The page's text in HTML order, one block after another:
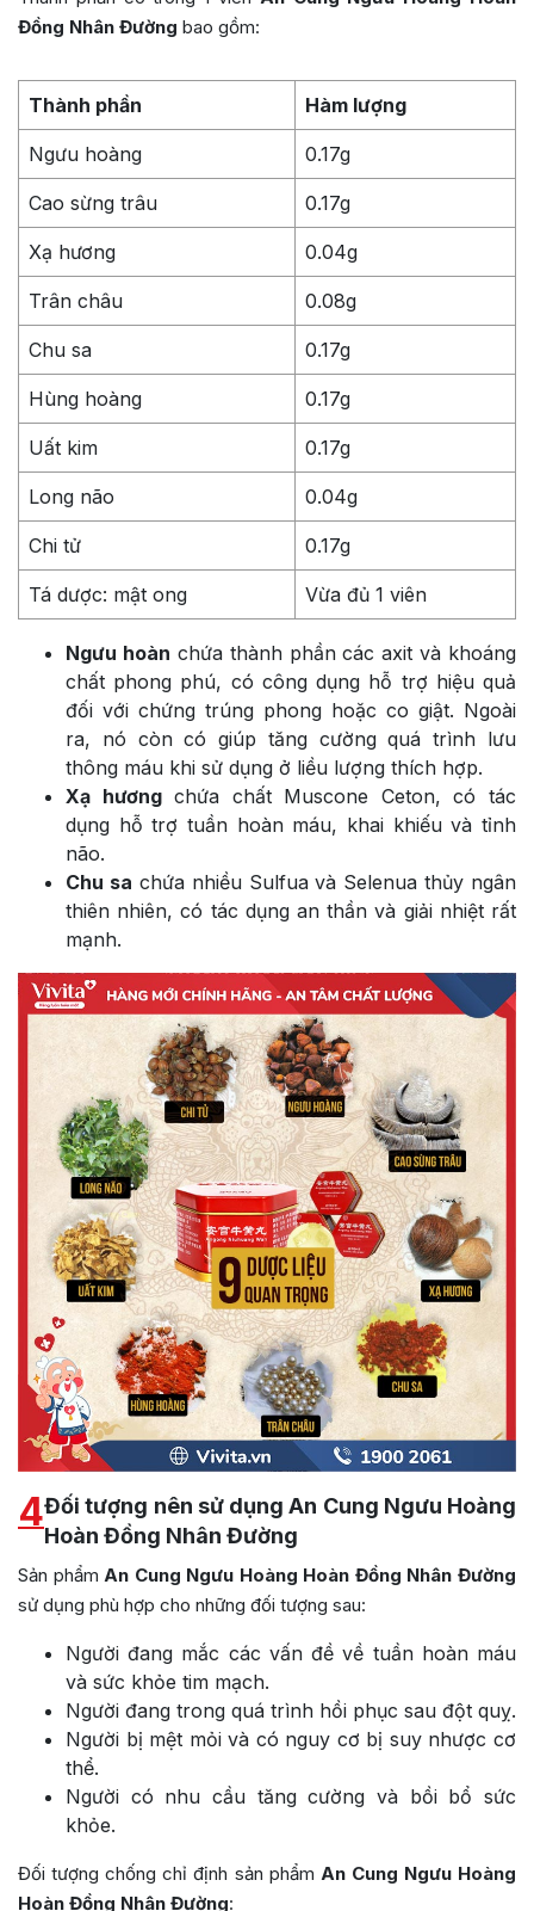
Đồng Nhân Đường bao gồm:
Thành phần Hàm lượng
Ngưu hoàng 0.17g
Cao sừng trâu 0.17g
Xạ hương 0.04g
Trân châu 0.08g
Chu sa 0.17g
Hùng hoàng 0.17g
Uất kim 0.17g
Long não 0.04g
Chi tử 0.17g
Tá dược: mật ong Vừa đủ 1 viên
Ngưu hoàn chứa thành phần các axit và khoáng
chất phong phú, có công dụng hỗ trợ hiệu quả
đối với chứng trúng phong hoặc co giật. Ngoài
ra, nó còn có giúp tăng cường quá trình lưu
thông máu khi sử dụng ở liều lượng thích hợp.
Xạ hươngchứa chất Muscone Ceton, có tác
dụng hỗ trợ tuần hoàn máu, khai khiếu và tỉnh
não.
Chu sa chứa nhiều Sulfua và Selenua thủy ngân
thiên nhiên, có tác dụng an thần và giải nhiệt rất
mạnh.
4Đối tượng nên sử dụng An Cung Ngưu Hoàng
Hoàn Đồng Nhân Đường
Sản phẩm An Cung Ngưu Hoàng Hoàn Đồng Nhân Đường
sử dụng phù hợp cho những đối tượng sau:
Người đang mắc các vấn đề về tuần hoàn máu
và sức khỏe tim mạch.
Người đang trong quá trình hồi phục sau đột quỵ.
Người bị mệt mỏi và có nguy cơ bị suy nhược cơ
thể.
Người có nhu cầu tăng cường và bồi bổ sức
khỏe.
Đối tượng chống chỉ định sản phẩm An Cung Ngưu Hoàng
Hoàn Đồng Nhân Đường: